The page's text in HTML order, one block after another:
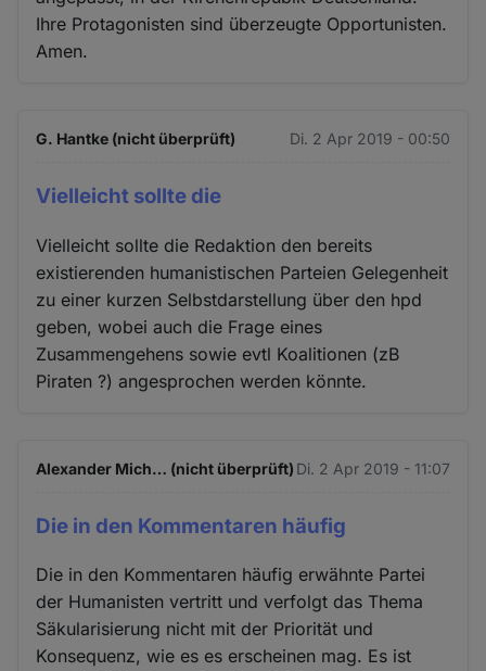
Ihre Protagonisten sind überzeugte Opportunisten.
Amen.
G. Hantke (nicht überprüft) Di. 2 Apr 2019 - 00:50
Vielleicht sollte die
Vielleicht sollte die Redaktion den bereits
existierenden humanistischen Parteien Gelegenheit
zu einer kurzen Selbstdarstellung über den hpd
geben, wobei auch die Frage eines
Zusammengehens sowie evtl Koalitionen (zB
Piraten ?) angesprochen werden könnte.
Alexander Mich… (nicht überprüft) Di. 2 Apr 2019 - 11:07
Die in den Kommentaren häufig
Die in den Kommentaren häufig erwähnte Partei
der Humanisten vertritt und verfolgt das Thema
Säkularisierung nicht mit der Priorität und
Konsequenz, wie es es erscheinen mag. Es ist